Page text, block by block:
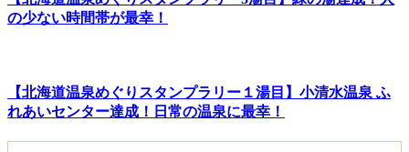
の少ない時間帯が最幸！
【北海道温泉めぐりスタンプラリー１湯目】小清水温泉 ふ
れあいセンター達成！日常の温泉に最幸！